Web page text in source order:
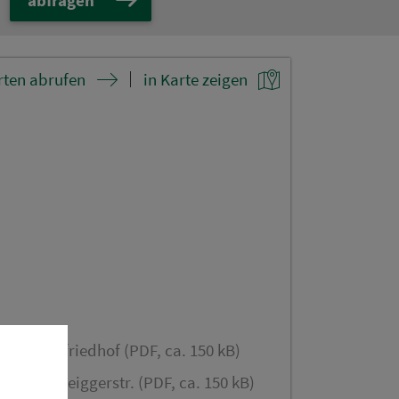
abrufen in Karte zeigen
Westfriedhof (PDF, ca. 150 kB)
Schweiggerstr. (PDF, ca. 150 kB)